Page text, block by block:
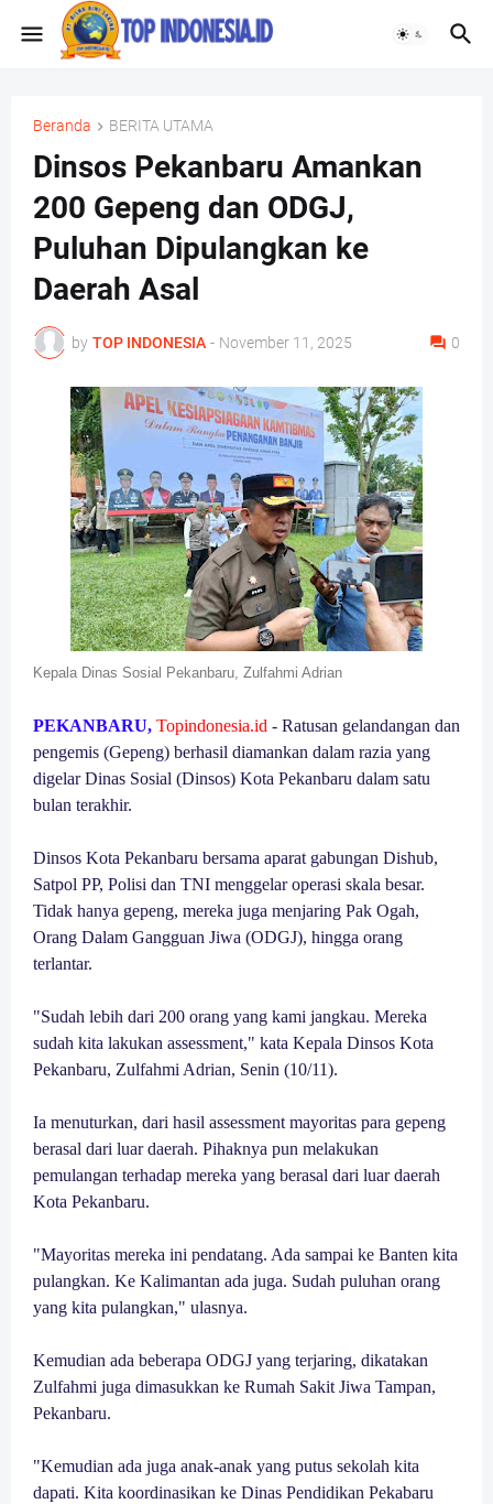
Beranda BERITA UTAMA
Dinsos Pekanbaru Amankan
200 Gepeng dan ODGJ,
Puluhan Dipulangkan ke
Daerah Asal
by TOP INDONESIA - November 11, 2025 0
Kepala Dinas Sosial Pekanbaru, Zulfahmi Adrian
PEKANBARU, Topindonesia.id - Ratusan gelandangan dan
pengemis (Gepeng) berhasil diamankan dalam razia yang
digelar Dinas Sosial (Dinsos) Kota Pekanbaru dalam satu
bulan terakhir.
Dinsos Kota Pekanbaru bersama aparat gabungan Dishub,
Satpol PP, Polisi dan TNI menggelar operasi skala besar.
Tidak hanya gepeng, mereka juga menjaring Pak Ogah,
Orang Dalam Gangguan Jiwa (ODGJ), hingga orang
terlantar.
"Sudah lebih dari 200 orang yang kami jangkau. Mereka
sudah kita lakukan assessment," kata Kepala Dinsos Kota
Pekanbaru, Zulfahmi Adrian, Senin (10/11).
Ia menuturkan, dari hasil assessment mayoritas para gepeng
berasal dari luar daerah. Pihaknya pun melakukan
pemulangan terhadap mereka yang berasal dari luar daerah
Kota Pekanbaru.
"Mayoritas mereka ini pendatang. Ada sampai ke Banten kita
pulangkan. Ke Kalimantan ada juga. Sudah puluhan orang
yang kita pulangkan," ulasnya.
Kemudian ada beberapa ODGJ yang terjaring, dikatakan
Zulfahmi juga dimasukkan ke Rumah Sakit Jiwa Tampan,
Pekanbaru.
"Kemudian ada juga anak-anak yang putus sekolah kita
dapati. Kita koordinasikan ke Dinas Pendidikan Pekabaru